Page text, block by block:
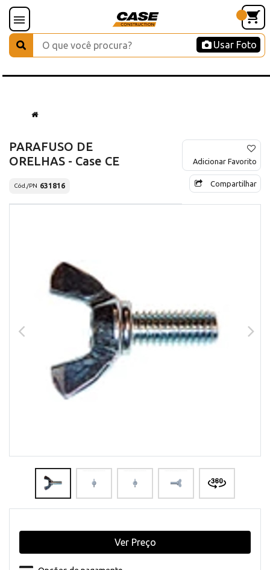
Usar Foto
PARAFUSO DE
ORELHAS - Case CE
Cód./PN 631816
Adicionar Favorito
Compartilhar
Ver Preço